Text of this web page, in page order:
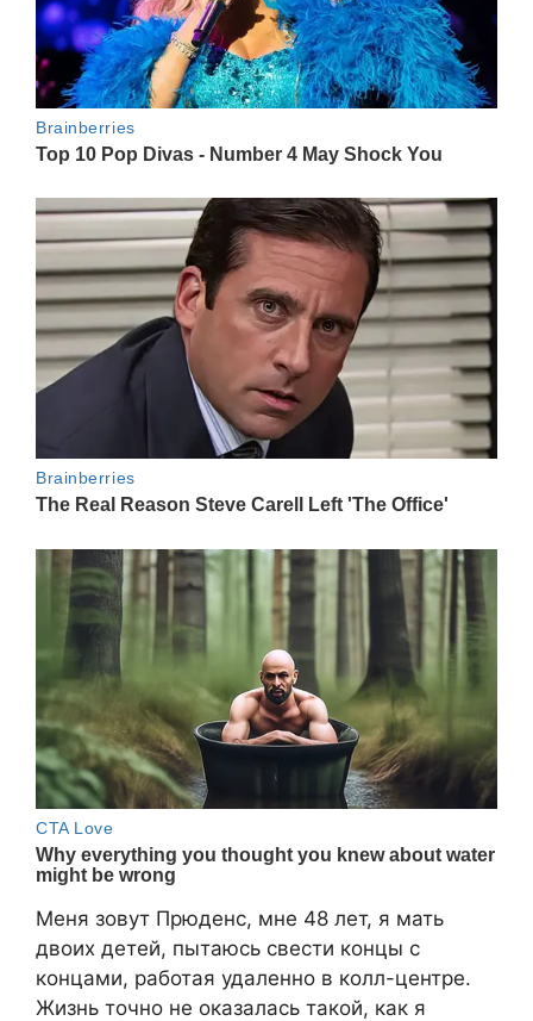
Меня зовут Прюденс, мне 48 лет, я мать
двоих детей, пытаюсь свести концы с
концами, работая удаленно в колл-центре.
Жизнь точно не оказалась такой, как я